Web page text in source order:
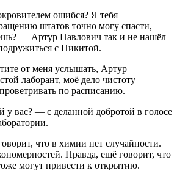
ошибся? Я тебя
штатов точно могу спасти,
— Артур Павлович так и не нашёл
с Никитой.
от меня услышать, Артур
лаборант, моё дело чистоту
по расписанию.
у вас? — с деланной добротой в голосе
что в химии нет случайности.
Правда, ещё говорит, что
могут привести к открытию.